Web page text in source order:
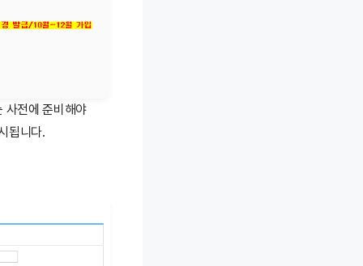
사전에 준비해야
됩니다.